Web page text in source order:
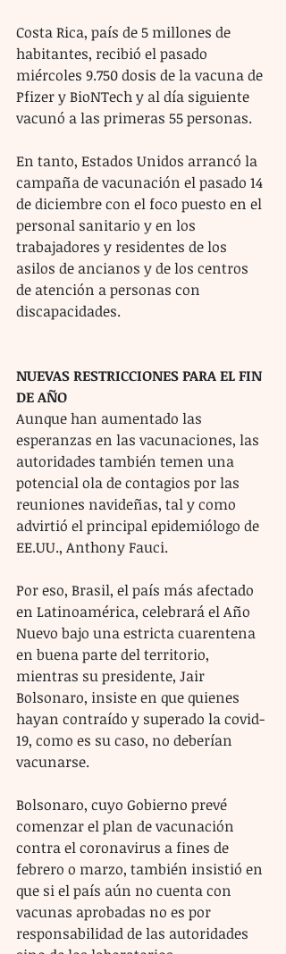
Costa Rica, país de 5 millones de
habitantes, recibió el pasado
miércoles 9.750 dosis de la vacuna de
Pfizer y BioNTech y al día siguiente
vacunó a las primeras 55 personas.
En tanto, Estados Unidos arrancó la
campaña de vacunación el pasado 14
de diciembre con el foco puesto en el
personal sanitario y en los
trabajadores y residentes de los
asilos de ancianos y de los centros
de atención a personas con
discapacidades.
NUEVAS RESTRICCIONES PARA EL FIN
DE AÑO
Aunque han aumentado las
esperanzas en las vacunaciones, las
autoridades también temen una
potencial ola de contagios por las
reuniones navideñas, tal y como
advirtió el principal epidemiólogo de
EE.UU., Anthony Fauci.
Por eso, Brasil, el país más afectado
en Latinoamérica, celebrará el Año
Nuevo bajo una estricta cuarentena
en buena parte del territorio,
mientras su presidente, Jair
Bolsonaro, insiste en que quienes
hayan contraído y superado la covid-
19, como es su caso, no deberían
vacunarse.
Bolsonaro, cuyo Gobierno prevé
comenzar el plan de vacunación
contra el coronavirus a fines de
febrero o marzo, también insistió en
que si el país aún no cuenta con
vacunas aprobadas no es por
responsabilidad de las autoridades